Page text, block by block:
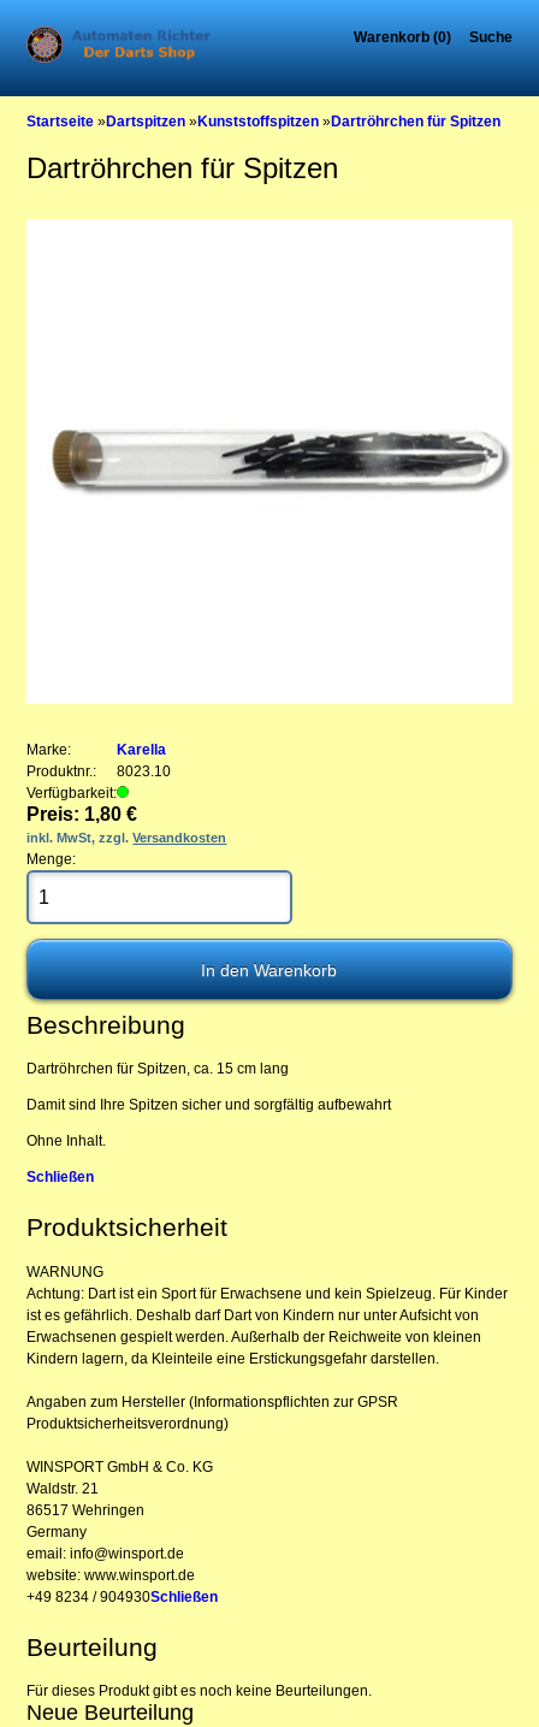
Warenkorb (0) Suche
Startseite »Dartspitzen »Kunststoffspitzen »Dartröhrchen für Spitzen
Dartröhrchen für Spitzen
Marke:
Karella
Produktnr.:
8023.10
Verfügbarkeit:
Preis: 1,80 €
inkl. MwSt, zzgl.Versandkosten
Menge:
Beschreibung
Dartröhrchen für Spitzen, ca. 15 cm lang
Damit sind Ihre Spitzen sicher und sorgfältig aufbewahrt
Ohne Inhalt.
Schließen
Produktsicherheit
WARNUNG
Achtung: Dart ist ein Sport für Erwachsene und kein Spielzeug. Für Kinder
ist es gefährlich. Deshalb darf Dart von Kindern nur unter Aufsicht von
Erwachsenen gespielt werden. Außerhalb der Reichweite von kleinen
Kindern lagern, da Kleinteile eine Erstickungsgefahr darstellen.
Angaben zum Hersteller (Informationspflichten zur GPSR
Produktsicherheitsverordnung)
WINSPORT GmbH & Co. KG
Waldstr. 21
86517 Wehringen
Germany
email: info@winsport.de
website: www.winsport.de
+49 8234 / 904930Schließen
Beurteilung
Für dieses Produkt gibt es noch keine Beurteilungen.
Neue Beurteilung